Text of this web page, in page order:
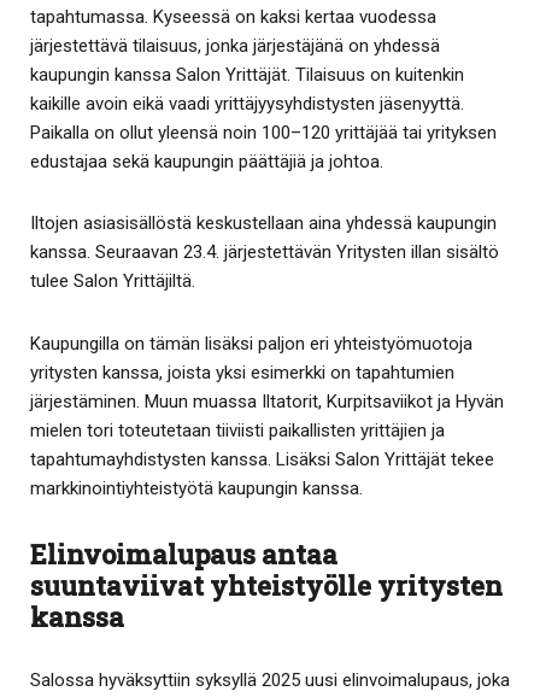
tapahtumassa. Kyseessä on kaksi kertaa vuodessa
järjestettävä tilaisuus, jonka järjestäjänä on yhdessä
kaupungin kanssa Salon Yrittäjät. Tilaisuus on kuitenkin
kaikille avoin eikä vaadi yrittäjyysyhdistysten jäsenyyttä.
Paikalla on ollut yleensä noin 100–120 yrittäjää tai yrityksen
edustajaa sekä kaupungin päättäjiä ja johtoa.
Iltojen asiasisällöstä keskustellaan aina yhdessä kaupungin
kanssa. Seuraavan 23.4. järjestettävän Yritysten illan sisältö
tulee Salon Yrittäjiltä.
Kaupungilla on tämän lisäksi paljon eri yhteistyömuotoja
yritysten kanssa, joista yksi esimerkki on tapahtumien
järjestäminen. Muun muassa Iltatorit, Kurpitsaviikot ja Hyvän
mielen tori toteutetaan tiiviisti paikallisten yrittäjien ja
tapahtumayhdistysten kanssa. Lisäksi Salon Yrittäjät tekee
markkinointiyhteistyötä kaupungin kanssa.
Elinvoimalupaus antaa
suuntaviivat yhteistyölle yritysten
kanssa
Salossa hyväksyttiin syksyllä 2025 uusi elinvoimalupaus, joka